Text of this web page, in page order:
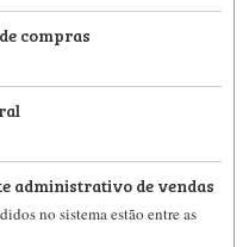
compras
administrativo de vendas
no sistema estão entre as